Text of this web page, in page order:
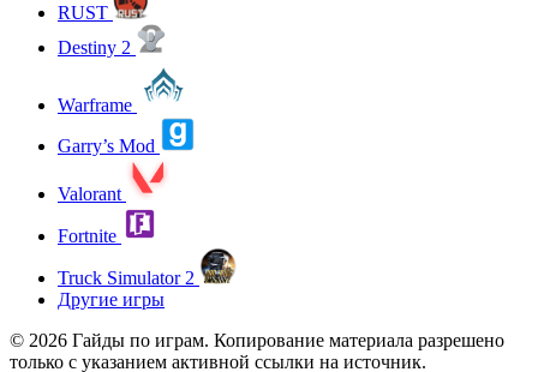
RUST
Destiny 2
Warframe
Garry’s Mod
Valorant
Fortnite
Truck Simulator 2
Другие игры
© 2026 Гайды по играм. Копирование материала разрешено
только с указанием активной ссылки на источник.